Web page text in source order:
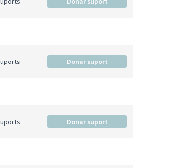
Suports Donar suport
Suports Donar suport